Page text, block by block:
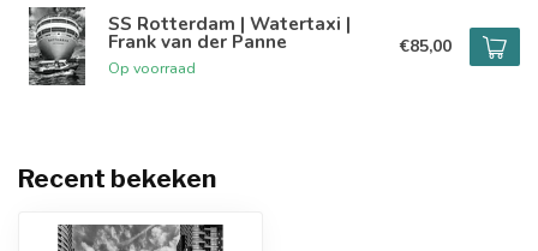
SS Rotterdam | Watertaxi |
Frank van der Panne
Op voorraad
€85,00
Recent bekeken